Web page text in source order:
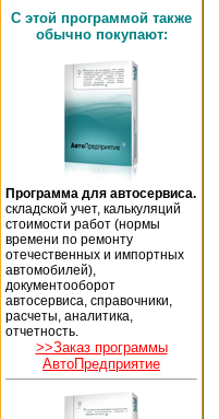
C этой программой также
обычно покупают:
Программа для автосервиса.
складской учет, калькуляций
стоимости работ (нормы
времени по ремонту
отечественных и импортных
автомобилей),
документооборот
автосервиса, справочники,
расчеты, аналитика,
отчетность.
>>Заказ программы
АвтоПредприятие